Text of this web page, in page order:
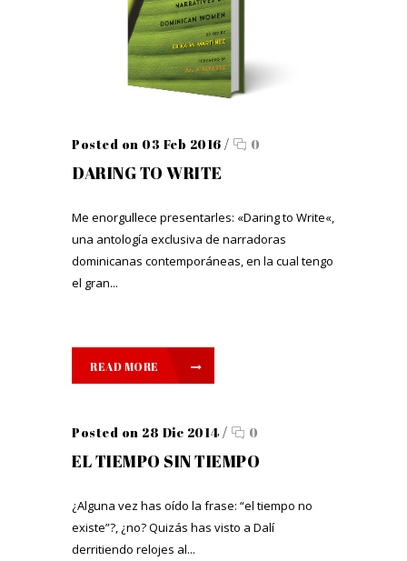
Posted on 03 Feb 2016 / 0
DARING TO WRITE
Me enorgullece presentarles: «Daring to Write«,
una antología exclusiva de narradoras
dominicanas contemporáneas, en la cual tengo
el gran...
READ MORE
Posted on 28 Dic 2014 / 0
EL TIEMPO SIN TIEMPO
¿Alguna vez has oído la frase: “el tiempo no
existe”?, ¿no? Quizás has visto a Dalí
derritiendo relojes al...